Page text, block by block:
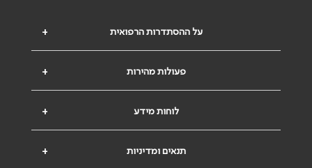
+ על ההסתדרות הרפואית
+ פעולות מהירות
+ לוחות מידע
+ תנאים ומדיניות